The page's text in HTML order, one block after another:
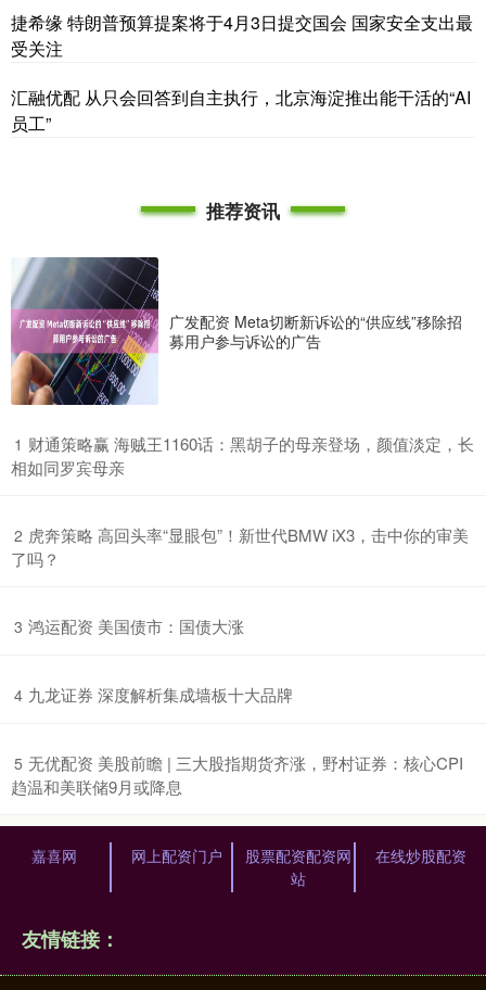
捷希缘 特朗普预算提案将于4月3日提交国会 国家安全支出最
受关注
汇融优配 从只会回答到自主执行，北京海淀推出能干活的“AI
员工”
推荐资讯
广发配资 Meta切断新诉讼的“供应线”移除招
募用户参与诉讼的广告
1 ​财通策略赢 海贼王1160话：黑胡子的母亲登场，颜值淡定，长
相如同罗宾母亲
2 ​虎奔策略 高回头率“显眼包”！新世代BMW iX3，击中你的审美
了吗？
3 ​鸿运配资 美国债市：国债大涨
4 ​九龙证券 深度解析集成墙板十大品牌
5 ​无优配资 美股前瞻 | 三大股指期货齐涨，野村证券：核心CPI
趋温和美联储9月或降息
嘉喜网 网上配资门户
股票配资配资网
站
在线炒股配资
友情链接：